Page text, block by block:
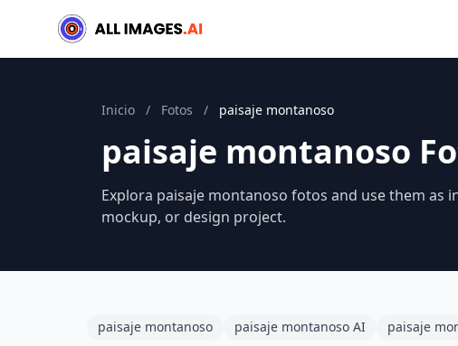
Inicio / Fotos / paisaje montanoso
paisaje montanoso
Explora paisaje montanoso fotos and use them as
mockup, or design project.
paisaje montanoso paisaje montanoso AI paisaje